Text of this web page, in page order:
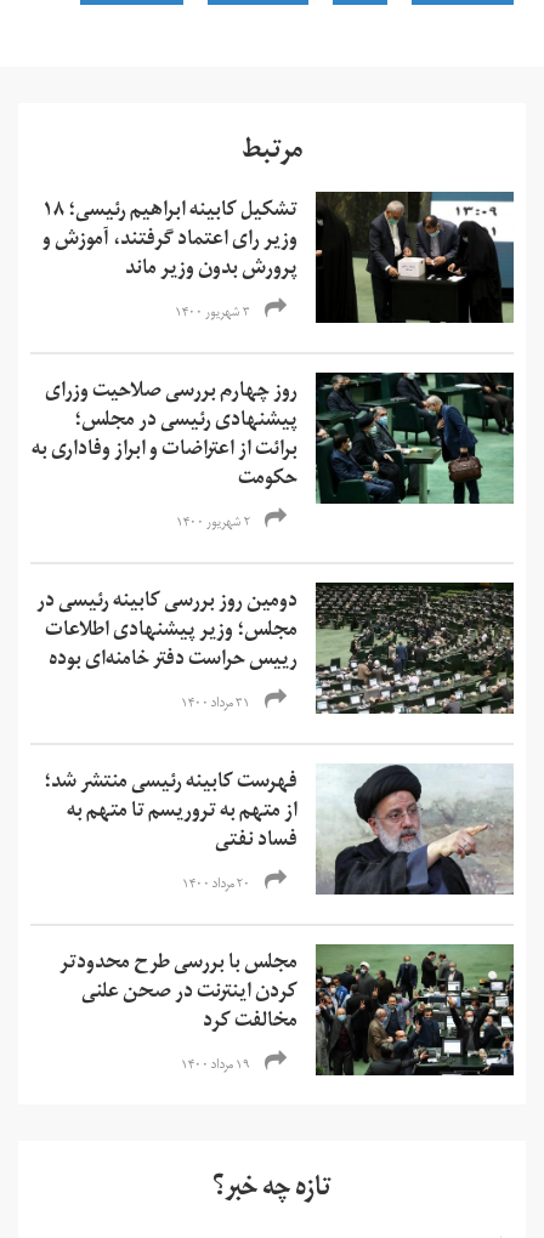
مرتبط
تشکیل کابینه ابراهیم رئیسی؛ ۱۸
وزیر رای اعتماد گرفتند، آموزش و
پرورش بدون وزیر ماند
۳ شهریور ۱۴۰۰
روز چهارم بررسی صلاحیت وزرای
پیشنهادی رئیسی در مجلس؛
برائت از اعتراضات و ابراز وفاداری به
حکومت
۲ شهریور ۱۴۰۰
دومین روز بررسی کابینه رئیسی در
مجلس؛ وزیر پیشنهادی اطلاعات
رییس حراست دفتر خامنه‌ای بوده
۳۱ مرداد ۱۴۰۰
فهرست کابینه رئیسی منتشر شد؛
از متهم به تروریسم تا متهم به
فساد نفتی
۲۰ مرداد ۱۴۰۰
مجلس با بررسی طرح محدودتر
کردن اینترنت در صحن علنی
مخالفت کرد
۱۹ مرداد ۱۴۰۰
تازه چه خبر؟